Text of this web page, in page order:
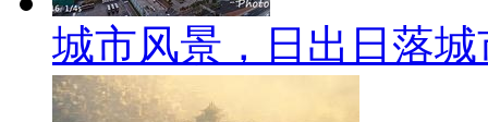
城市风景，日出日落